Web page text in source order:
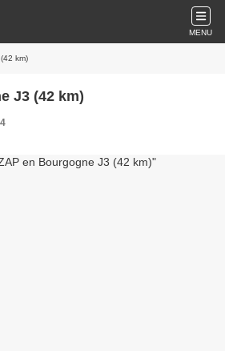
MENU
km)
J3 (42 km)